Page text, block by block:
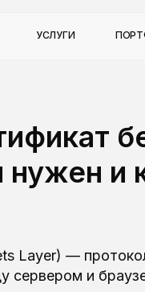
УСЛУГИ
нужен и
Layer) —
сервером и